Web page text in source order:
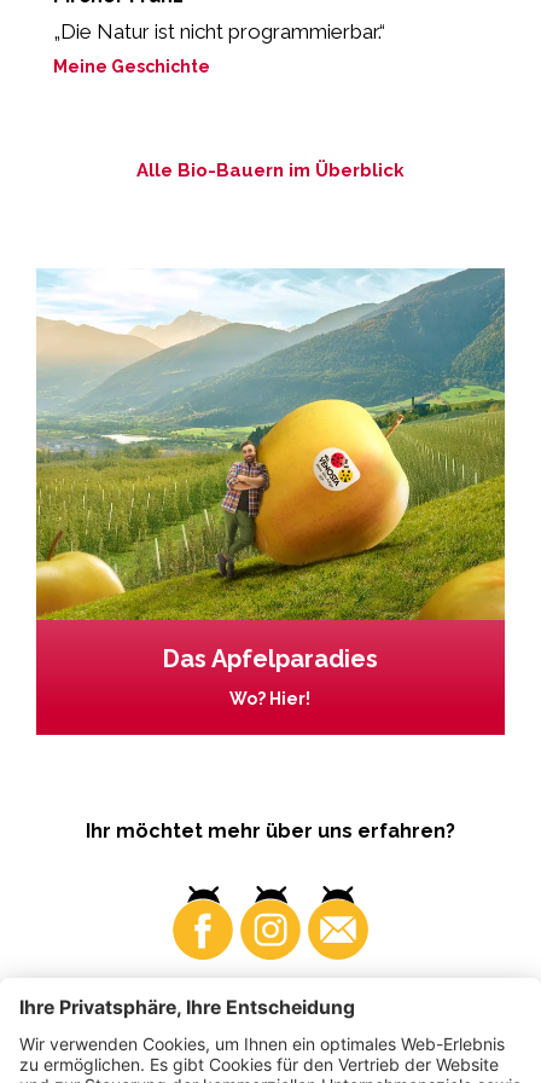
„Die Natur ist nicht programmierbar.“
Meine Geschichte
Alle Bio-Bauern im Überblick
Das Apfelparadies
Wo? Hier!
Ihr möchtet mehr über uns erfahren?
Business Produzenten